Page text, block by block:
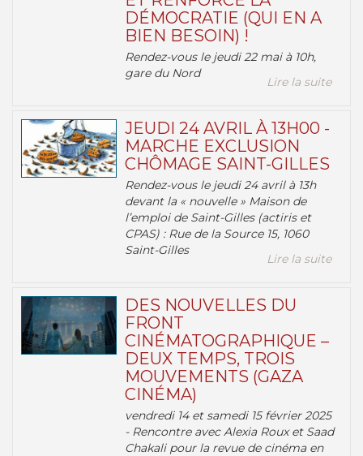
DÉMOCRATIE (QUI EN A
BIEN BESOIN) !
Rendez-vous le jeudi 22 mai à 10h,
gare du Nord
Lire la suite
JEUDI 24 AVRIL À 13H00 -
MARCHE EXCLUSION
CHÔMAGE SAINT-GILLES
Rendez-vous le jeudi 24 avril à 13h
devant la « nouvelle » Maison de
l’emploi de Saint-Gilles (actiris et
CPAS) : Rue de la Source 15, 1060
Saint-Gilles
Lire la suite
DES NOUVELLES DU
FRONT
CINÉMATOGRAPHIQUE –
DEUX TEMPS, TROIS
MOUVEMENTS (GAZA
CINÉMA)
vendredi 14 et samedi 15 février 2025
- Rencontre avec Alexia Roux et Saad
Chakali pour la revue de cinéma en